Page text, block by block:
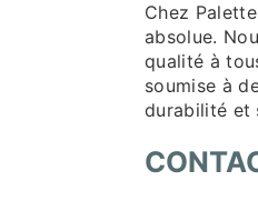
Chez
absolue.
qualité à
soumise à
durabilité et